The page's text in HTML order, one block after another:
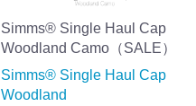
Simms® Single Haul Cap
Woodland Camo（SALE）
Simms® Single Haul Cap
Woodland